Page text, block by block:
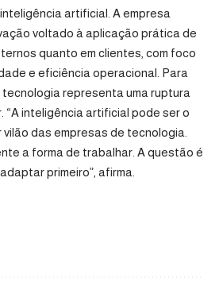
artificial. A empresa
voltado à aplicação prática de
quanto em clientes, com foco
e eficiência operacional. Para
tecnologia representa uma ruptura
inteligência artificial pode ser o
vilão das empresas de tecnologia.
a forma de trabalhar. A questão é
primeiro”, afirma.